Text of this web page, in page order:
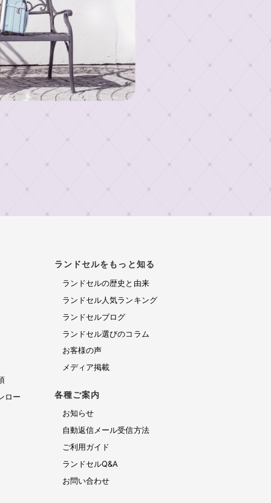
ロー
ランドセルをもっと知る
ランドセルの歴史と由来
ランドセル人気ランキング
ランドセルブログ
ランドセル選びのコラム
お客様の声
メディア掲載
各種ご案内
お知らせ
自動返信メール受信方法
ご利用ガイド
ランドセルQ&A
お問い合わせ